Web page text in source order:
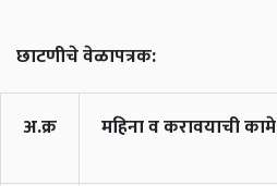
छाटणीचे वेळापत्रक:
अ.क्र महिना व करावयाची कामे